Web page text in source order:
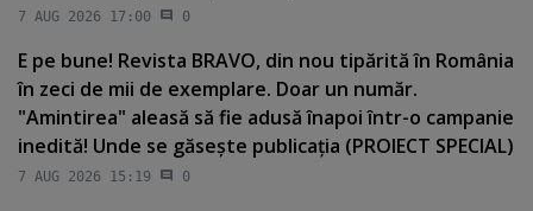
7 AUG 2026 17:00 0
E pe bune! Revista BRAVO, din nou tipărită în România
în zeci de mii de exemplare. Doar un număr.
"Amintirea" aleasă să fie adusă înapoi într-o campanie
inedită! Unde se găseşte publicaţia (PROIECT SPECIAL)
7 AUG 2026 15:19 0